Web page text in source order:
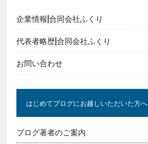
企業情報|合同会社ふくり
代表者略歴|合同会社ふくり
お問い合わせ
はじめてブログにお越しいただいた方へ
ブログ著者のご案内